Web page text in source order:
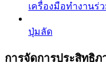
เครื่องมือทำงานร่
ปุ่มลัด
การจัดการประสิทธิภ